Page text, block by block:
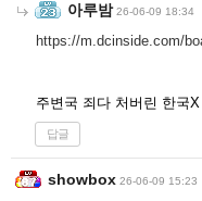
아루밤 26-06-09 18:34
https://m.dcinside.com/
주변국 죄다 처버린 한국
답글
showbox 26-06-09 15:23